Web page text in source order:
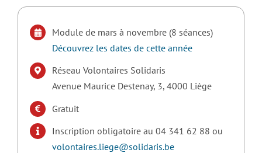
Module de mars à novembre (8 séances)
Découvrez les dates de cette année
Réseau Volontaires Solidaris
Avenue Maurice Destenay, 3, 4000 Liège
Gratuit
Inscription obligatoire au 04 341 62 88 ou
volontaires.liege@solidaris.be